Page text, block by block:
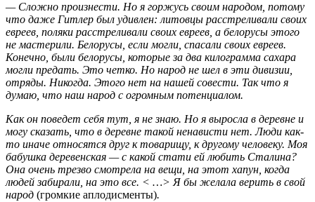
— Сложно произнести. Но я горжусь своим народом, потому
что даже Гитлер был удивлен: литовцы расстреливали своих
евреев, поляки расстреливали своих евреев, а белорусы этого
не мастерили. Белорусы, если могли, спасали своих евреев.
Конечно, были белорусы, которые за два килограмма сахара
могли предать. Это четко. Но народ не шел в эти дивизии,
отряды. Никогда. Этого нет на нашей совести. Так что я
думаю, что наш народ с огромным потенциалом.
Как он поведет себя тут, я не знаю. Но я выросла в деревне и
могу сказать, что в деревне такой ненависти нет. Люди как-
то иначе относятся друг к товарищу, к другому человеку. Моя
бабушка деревенская — с какой стати ей любить Сталина?
Она очень трезво смотрела на вещи, на этот хапун, когда
людей забирали, на это все. < …> Я бы желала верить в свой
народ (громкие аплодисменты).